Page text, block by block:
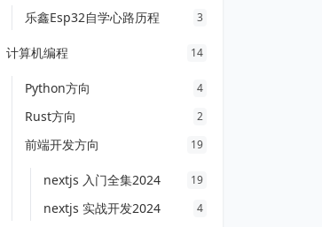
乐鑫Esp32自学心路历程 3
计算机编程 14
Python方向 4
Rust方向 2
前端开发方向 19
nextjs 入门全集2024 19
nextjs 实战开发2024 4